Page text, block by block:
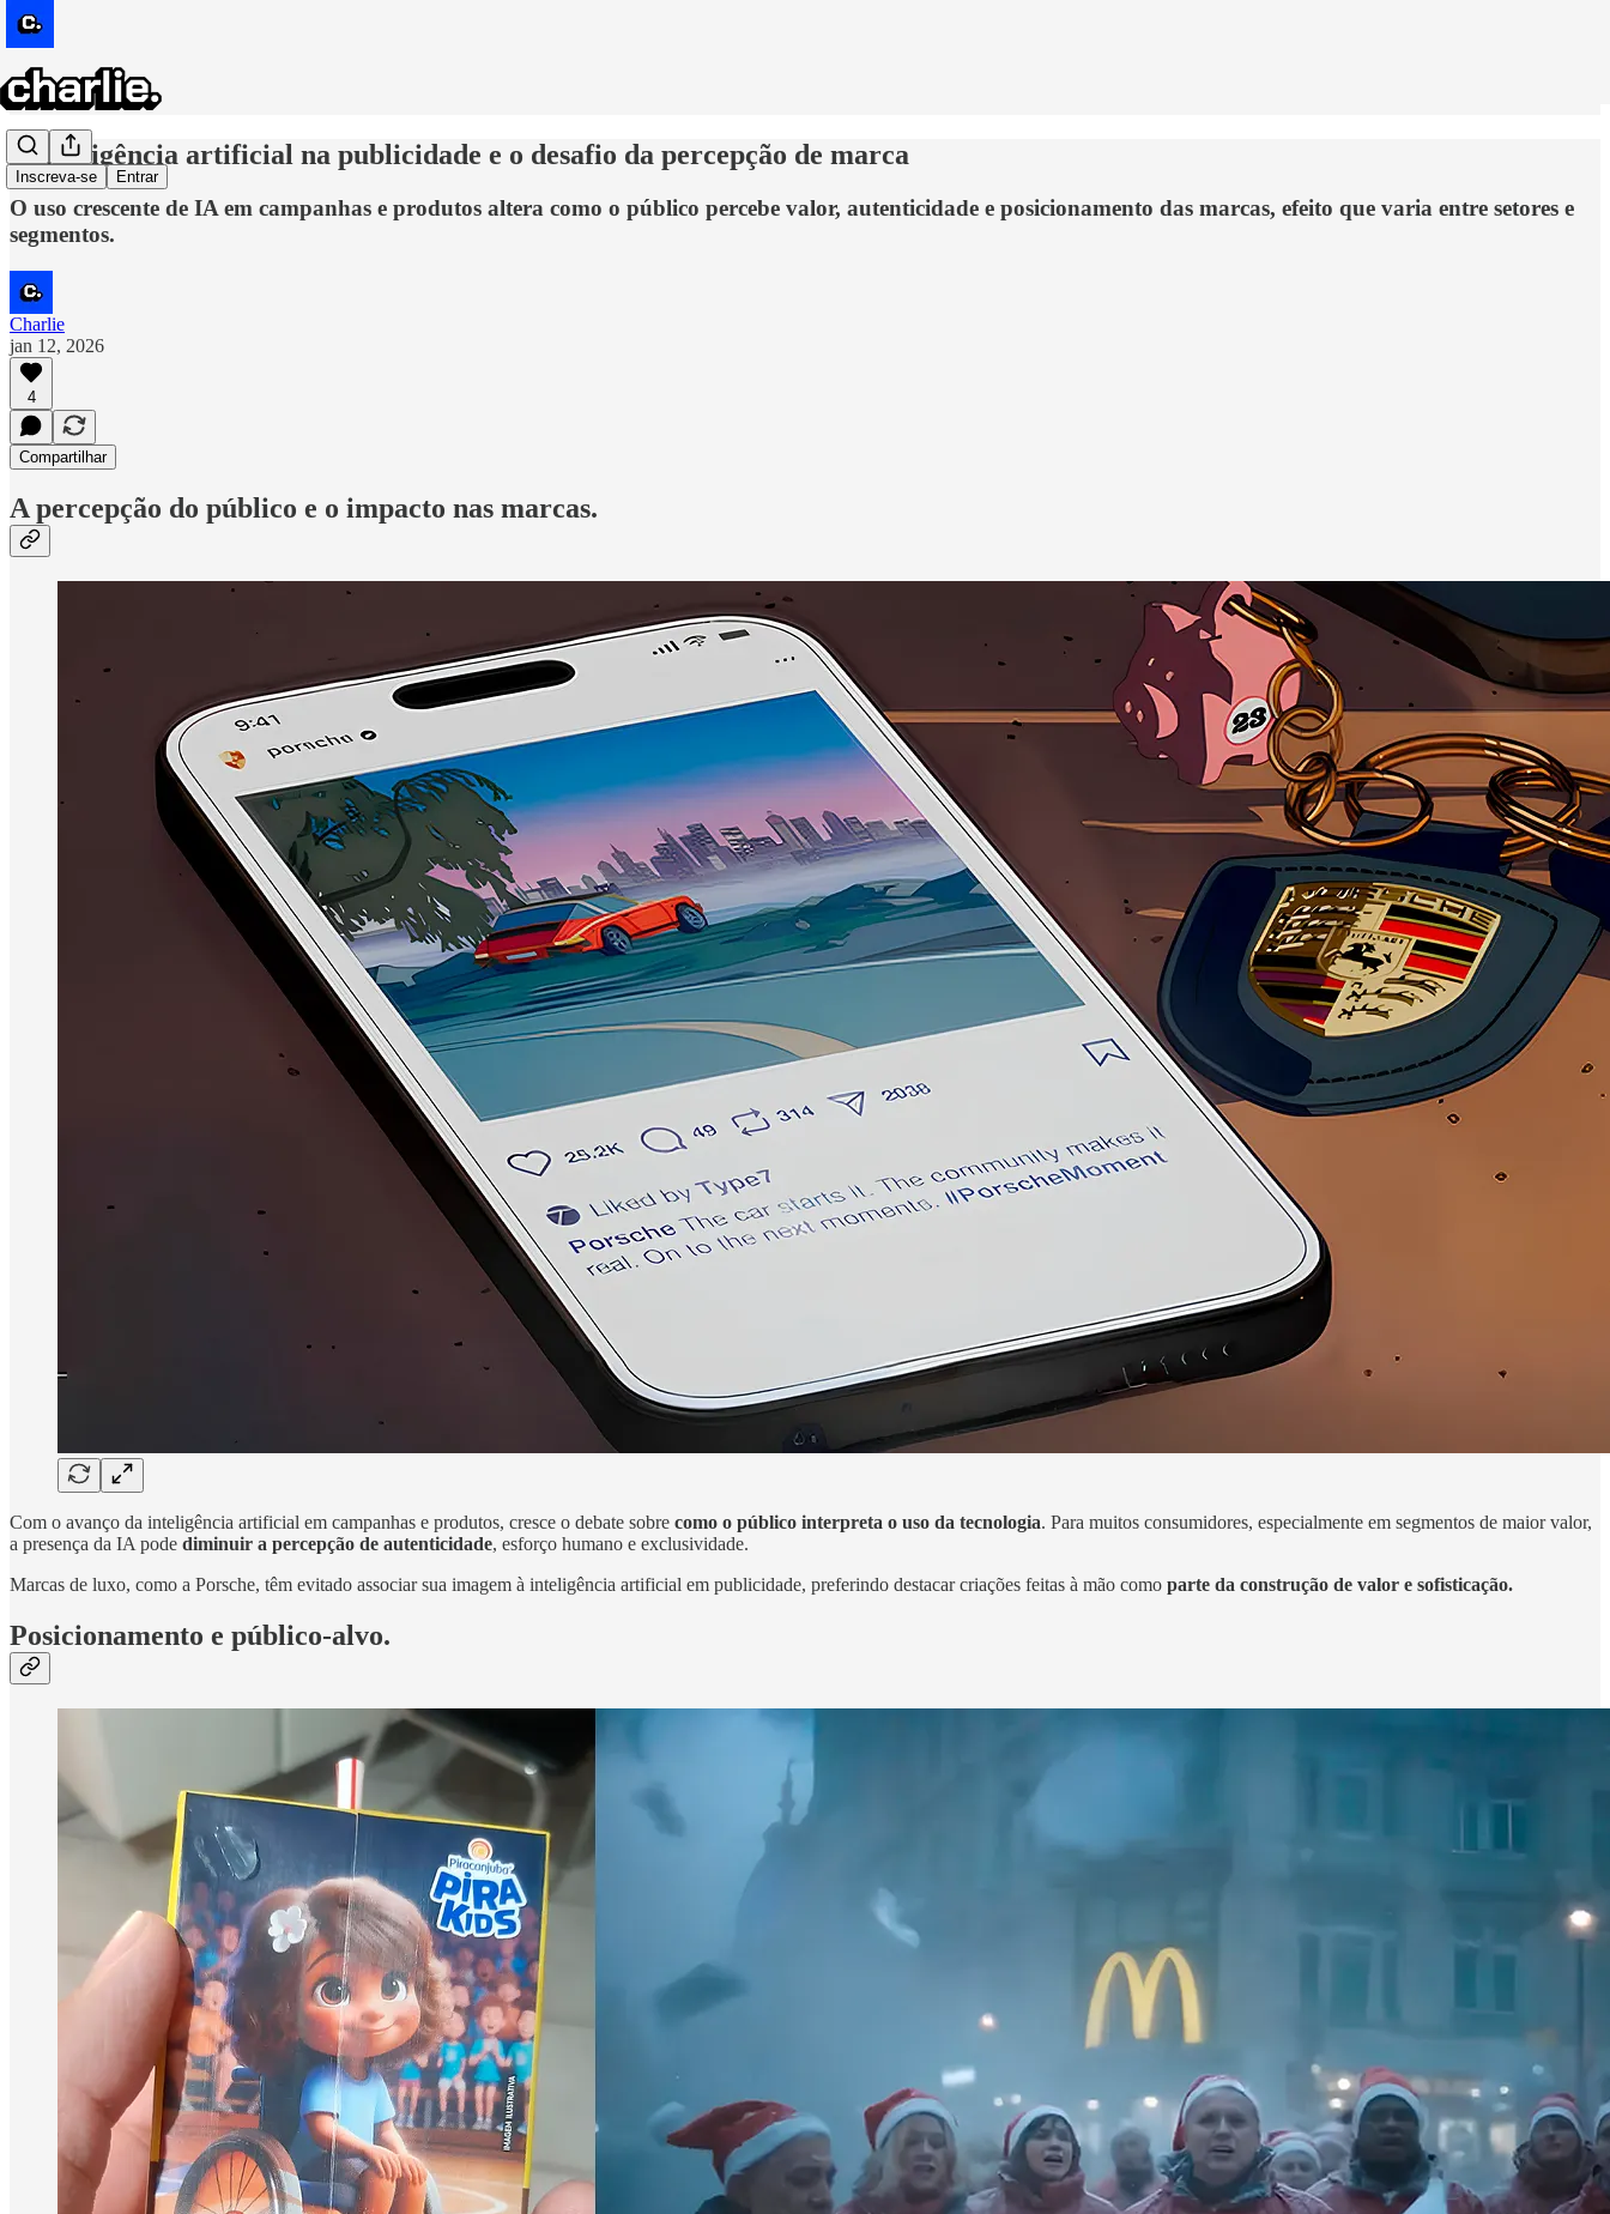
Inscreva-se Entrar
A inteligência artificial na publicidade e o desafio da percepção de marca
O uso crescente de IA em campanhas e produtos altera como o público percebe valor, autenticidade e posicionamento das marcas, efeito que varia entre setores e
segmentos.
Charlie
jan 12, 2026
4
Compartilhar
A percepção do público e o impacto nas marcas.
Com o avanço da inteligência artificial em campanhas e produtos, cresce o debate sobre como o público interpreta o uso da tecnologia. Para muitos consumidores, especialmente em segmentos de maior valor,
a presença da IA pode diminuir a percepção de autenticidade, esforço humano e exclusividade.
Marcas de luxo, como a Porsche, têm evitado associar sua imagem à inteligência artificial em publicidade, preferindo destacar criações feitas à mão como parte da construção de valor e sofisticação.
Posicionamento e público-alvo.